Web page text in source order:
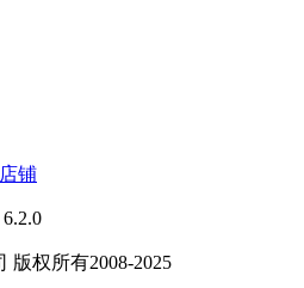
铺
6.2.0
版权所有2008-2025